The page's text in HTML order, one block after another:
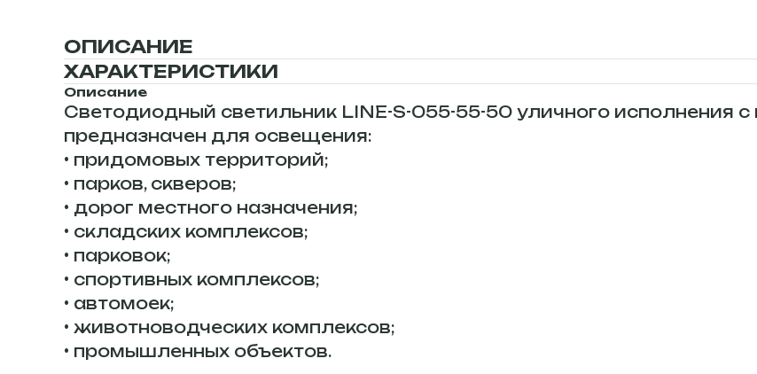
ОПИСАНИЕ
ХАРАКТЕРИСТИКИ
Описание
Светодиодный светильник LINE-S-055-55-50 уличного исполнения
предназначен для освещения:
• придомовых территорий;
• парков, скверов;
• дорог местного назначения;
• складских комплексов;
• парковок;
• спортивных комплексов;
• автомоек;
• животноводческих комплексов;
• промышленных объектов.